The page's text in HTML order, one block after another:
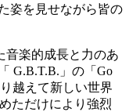
姿を見せながら皆の
音楽的成長と力のあ
G.B.T.B.」の「Go
越えて新しい世界
ただけにより強烈